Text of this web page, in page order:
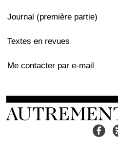
Journal (première partie)
Textes en revues
Me contacter par e-mail